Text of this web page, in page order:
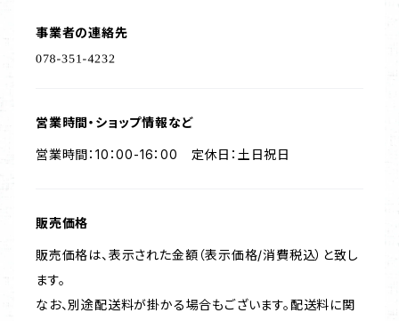
事業者の連絡先
営業時間・ショップ情報など
営業時間：10：00-16：00 定休日：土日祝日
販売価格
販売価格は、表示された金額（表示価格/消費税込）と致し
ます。
なお、別途配送料が掛かる場合もございます。配送料に関